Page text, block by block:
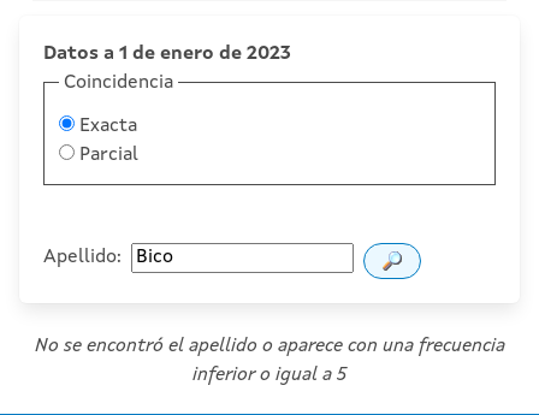
Datos a 1 de enero de 2023
Coincidencia
Exacta
Parcial
Apellido:
No se encontró el apellido o aparece con una frecuencia
inferior o igual a 5